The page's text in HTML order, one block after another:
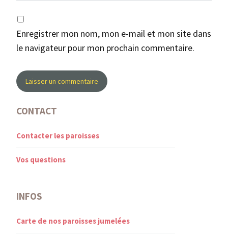
Enregistrer mon nom, mon e-mail et mon site dans
le navigateur pour mon prochain commentaire.
CONTACT
Contacter les paroisses
Vos questions
INFOS
Carte de nos paroisses jumelées